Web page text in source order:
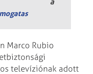
Marco Rubio
televíziónak adott